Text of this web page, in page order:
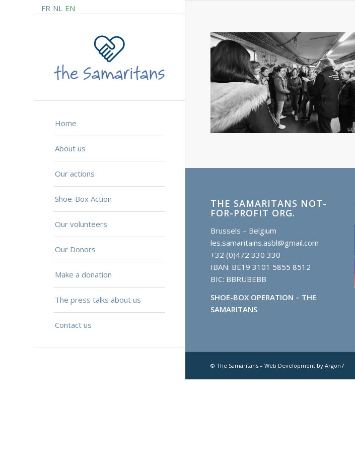
FR NL EN
Home
About us
Our actions
Shoe-Box Action
Our volunteers
Our Donors
Make a donation
The press talks about us
Contact us
THE SAMARITANS NOT-
FOR-PROFIT ORG.
Brussels – Belgium
les.samaritains.asbl@gmail.com
+32 (0)472 330 330
IBAN: BE19 3101 5855 8512
BIC: BBRUBEBB
SHOE-BOX OPERATION – THE
SAMARITANS
© The Samaritans – Web Development by Argon7